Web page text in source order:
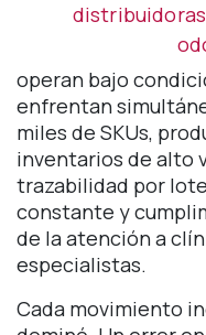
operan bajo
enfrentan
miles de SKUs,
inventarios de alto
trazabilidad por
constante y
de la atención a
especialistas.
Cada movimiento